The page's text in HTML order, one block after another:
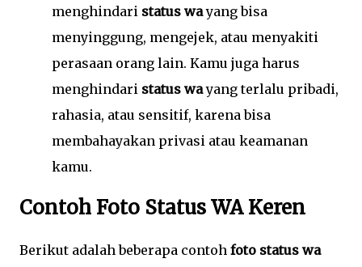
menghindari status wayang bisa
menyinggung, mengejek, atau menyakiti
perasaan orang lain. Kamu juga harus
menghindari status wayang terlalu pribadi,
rahasia, atau sensitif, karena bisa
membahayakan privasi atau keamanan
kamu.
Contoh Foto Status WA Keren
Berikut adalah beberapa contoh foto status wa